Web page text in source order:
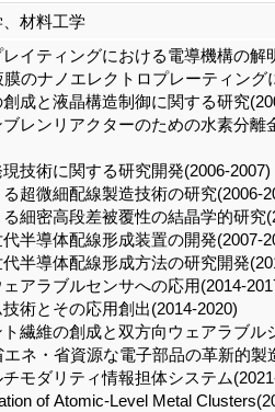
材料工学
イティングにおける電導機構の解
のナノエレクトロプレーティング
成と液晶構造制御に関する研究
レンリアクターのための水素分
技術に関する研究開発(2006-2007)
超微細配線製造技術の研究(2006-
細密高段差被覆性の結晶学的研究
半導体配線形成装置の開発(2007-
半導体配線形成方法の研究開発
アラブルセンサへの応用(2014-
術とその応用創出(2014-2020)
繊維の創成と双方向ウェアラブル
ネ・省資源な電子部品の革新的製
モダリティ情報担体システム
of Atomic-Level Metal